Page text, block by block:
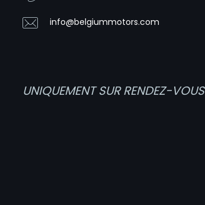
info@belgiummotors.com
UNIQUEMENT SUR RENDEZ-VOUS